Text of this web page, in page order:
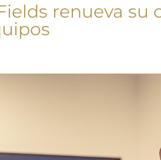
renueva